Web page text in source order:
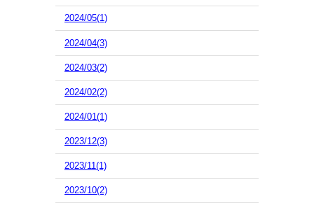
2024/05(1)
2024/04(3)
2024/03(2)
2024/02(2)
2024/01(1)
2023/12(3)
2023/11(1)
2023/10(2)